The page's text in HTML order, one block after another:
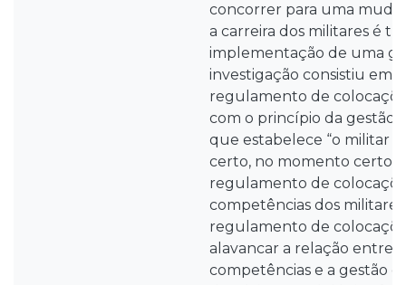
concorrer para uma
a carreira dos militares é
implementação de uma
investigação consistiu em
regulamento de
com o princípio da gestão
que estabelece “o militar
certo, no momento certo”,
regulamento de
competências dos militares
regulamento de
alavancar a relação entre
competências e a gestão